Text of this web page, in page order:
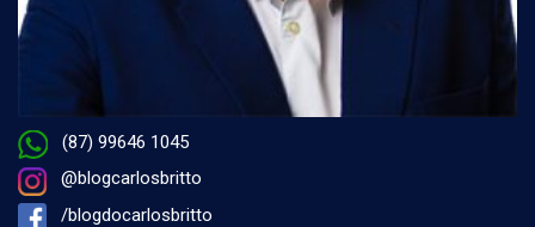
(87) 99646 1045
@blogcarlosbritto
/blogdocarlosbritto